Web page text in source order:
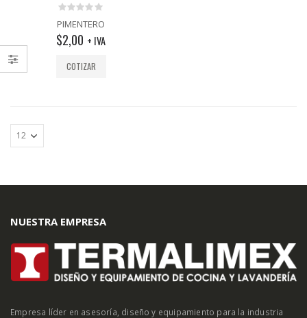
0
out
of
5
PIMENTERO
$2,00 + IVA
COTIZAR
NUESTRA EMPRESA
Empresa líder en asesoría, diseño y equipamiento para la industria